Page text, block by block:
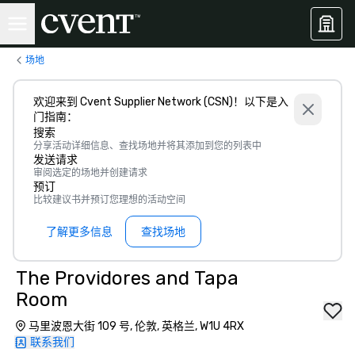
场地
欢迎来到 Cvent Supplier Network (CSN)！以下是入
门指南：
搜索
分享活动详细信息、查找场地并将其添加到您的列表中
发送请求
审阅选定的场地并创建请求
预订
比较建议书并预订您理想的活动空间
了解更多信息 查找场地
The Providores and Tapa
Room
马里波恩大街 109 号, 伦敦, 英格兰, W1U 4RX
联系我们